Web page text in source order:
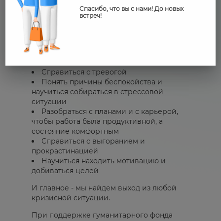
Принимала участие в играх
NETWORKER
КОНСУЛЬТАЦИЯ ПОМОЖЕТ ВАМ:
Наладить отношения с семьей,
друзьями
Справиться с тревогой
Понять причины беспокойства и
научиться собираться в стрессовой
ситуации
Разобраться с планами и с карьерой,
чтобы работа была продуктивной, а
состояние комфортным
Справиться с выгоранием и
прокрастинацией
Научиться находить мотивацию и
добиваться целей
И главное - мы найдем выход из любой
кризисной ситуации.
При поддержке гуманитарного фонда
Спасибо, что вы с нами! До новых
встреч!